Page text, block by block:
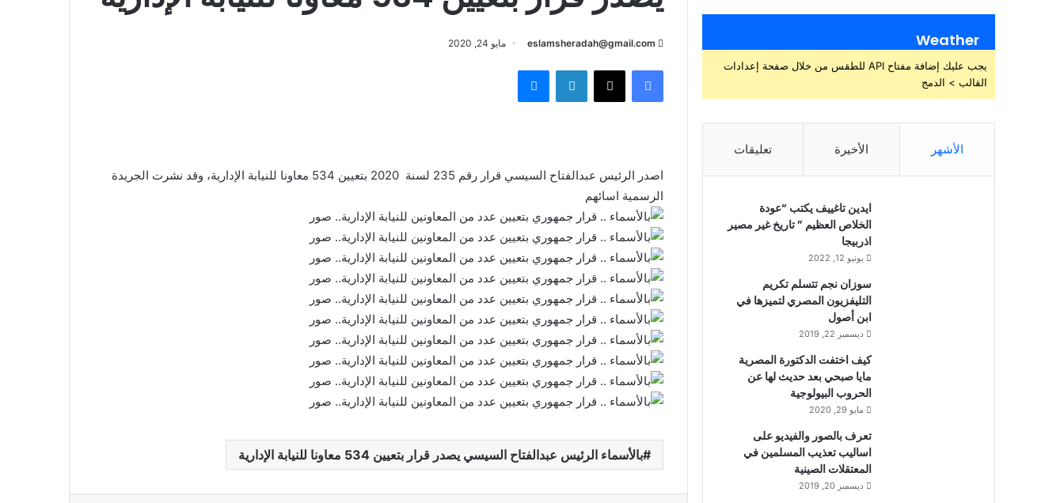
eslamsheradah@gmail.com مايو 24, 2020
فيسبوك لينكدإن
اصدر الرئيس عبدالفتاح السيسي قرار رقم 235 لسنة 2020 بتعيين 534 معاونا للنيابة الإدارية، وقد نشرت الجريدة
الرسمية اسائهم
بالأسماء الرئيس عبدالفتاح السيسي يصدر قرار بتعيين 534 معاونا للنيابة الإدارية
Weather
يجب عليك إضافة مفتاح API للطقس من خلال صفحة إعدادات
القالب > الدمج
الأشهر الأخيرة تعليقات
ايدين تاغييف يكتب “عودة
الخلاص العظيم ” تاريخ غير مصير
اذربيجا
يونيو 12, 2022
سوزان نجم تتسلم تكريم
التليفزيون المصري لتميزها في
ابن أصول
ديسمبر 22, 2019
كيف اختفت الدكتورة المصرية
مايا صبحي بعد حديث لها عن
الحروب البيولوجية
مايو 29, 2020
تعرف بالصور والفيديو على
اساليب تعذيب المسلمين في
المعتقلات الصينية
ديسمبر 20, 2019